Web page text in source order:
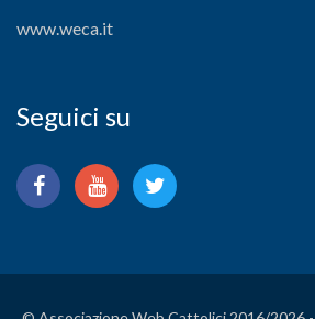
www.weca.it
Seguici su